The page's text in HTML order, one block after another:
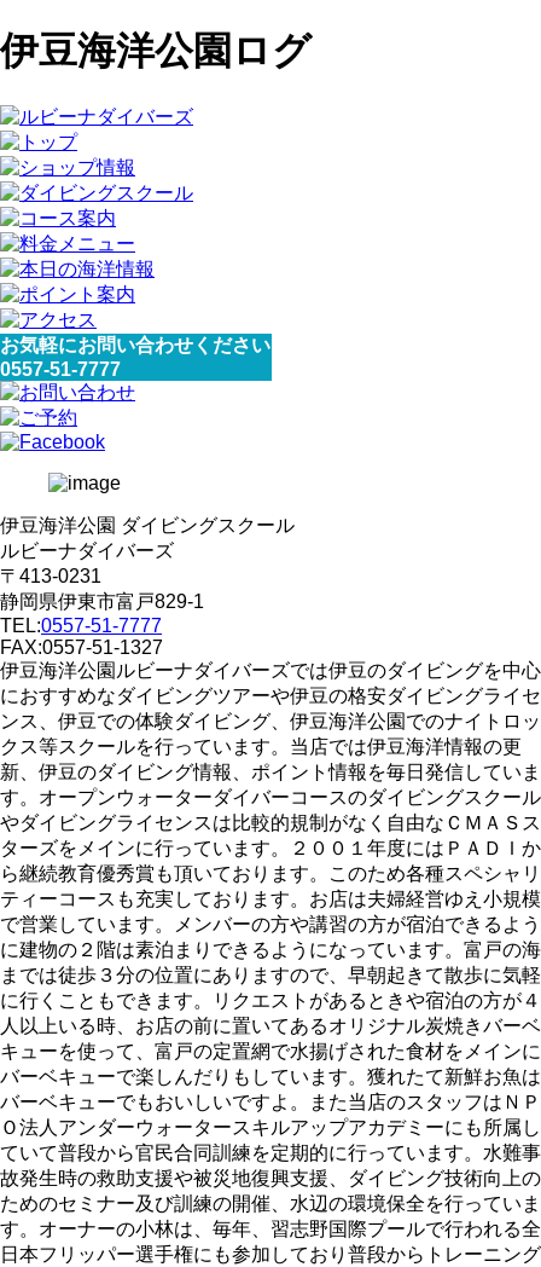
伊豆海洋公園ログ
お気軽にお問い合わせください
0557-51-7777
伊豆海洋公園 ダイビングスクール
ルビーナダイバーズ
〒413-0231
静岡県伊東市富戸829-1
TEL:0557-51-7777
FAX:0557-51-1327
伊豆海洋公園ルビーナダイバーズでは伊豆のダイビングを中心
におすすめなダイビングツアーや伊豆の格安ダイビングライセ
ンス、伊豆での体験ダイビング、伊豆海洋公園でのナイトロッ
クス等スクールを行っています。当店では伊豆海洋情報の更
新、伊豆のダイビング情報、ポイント情報を毎日発信していま
す。オープンウォーターダイバーコースのダイビングスクール
やダイビングライセンスは比較的規制がなく自由なＣＭＡＳス
ターズをメインに行っています。２００１年度にはＰＡＤＩか
ら継続教育優秀賞も頂いております。このため各種スペシャリ
ティーコースも充実しております。お店は夫婦経営ゆえ小規模
で営業しています。メンバーの方や講習の方が宿泊できるよう
に建物の２階は素泊まりできるようになっています。富戸の海
までは徒歩３分の位置にありますので、早朝起きて散歩に気軽
に行くこともできます。リクエストがあるときや宿泊の方が４
人以上いる時、お店の前に置いてあるオリジナル炭焼きバーベ
キューを使って、富戸の定置網で水揚げされた食材をメインに
バーベキューで楽しんだりもしています。獲れたて新鮮お魚は
バーベキューでもおいしいですよ。また当店のスタッフはＮＰ
Ｏ法人アンダーウォータースキルアップアカデミーにも所属し
ていて普段から官民合同訓練を定期的に行っています。水難事
故発生時の救助支援や被災地復興支援、ダイビング技術向上の
ためのセミナー及び訓練の開催、水辺の環境保全を行っていま
す。オーナーの小林は、毎年、習志野国際プールで行われる全
日本フリッパー選手権にも参加しており普段からトレーニング